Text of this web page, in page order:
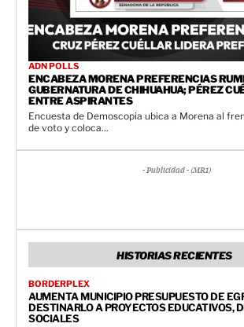
ADN POLLS
ENCABEZA MORENA PREFERENCIAS
GUBERNATURA DE CHIHUAHUA; PÉREZ
ENTRE ASPIRANTES
Encuesta de Demoscopia ubica a Morena al
de voto y coloca...
- Publicidad - (MR1)
HISTORIAS RECIENTES
BORDERPLEX
AUMENTA MUNICIPIO PRESUPUESTO DE
DESTINARLO A PROYECTOS EDUCATIVOS,
SOCIALES